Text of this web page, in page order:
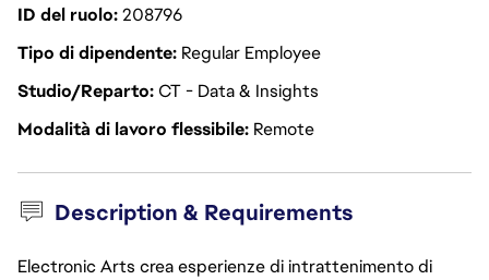
ID del ruolo208796
Tipo di dipendente Regular Employee
Studio/RepartoCT - Data & Insights
Modalità di lavoro flessibile Remote
Description & Requirements
Electronic Arts crea esperienze di intrattenimento di